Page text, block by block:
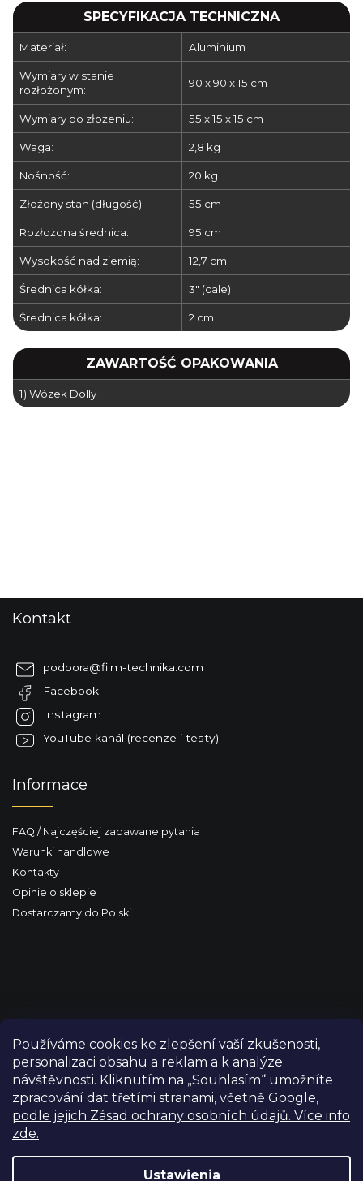
Používáme cookies ke zlepšení vaší zkušenosti,
personalizaci obsahu a reklam a k analýze
návštěvnosti. Kliknutím na „Souhlasím“ umožníte
zpracování dat třetími stranami, včetně Google,
podle jejich Zásad ochrany osobních údajů. Více info
zde.
Ustawienia
SPECYFIKACJA TECHNICZNA
Materiał: Aluminium
Wymiary w stanie
rozłożonym:
90 x 90 x 15 cm
Wymiary po złożeniu: 55 x 15 x 15 cm
Waga: 2,8 kg
Nośność: 20 kg
Złożony stan (długość): 55 cm
Rozłożona średnica: 95 cm
Wysokość nad ziemią: 12,7 cm
Średnica kółka: 3" (cale)
Średnica kółka: 2 cm
ZAWARTOŚĆ OPAKOWANIA
1) Wózek Dolly
Kontakt
podpora@film-technika.com
Facebook
Instagram
YouTube kanál (recenze i testy)
Informace
FAQ / Najczęściej zadawane pytania
Warunki handlowe
Kontakty
Opinie o sklepie
Dostarczamy do Polski
zastrzeżone.
Edytuj ustawienia plików cookie